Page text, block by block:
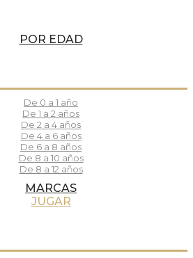
POR EDAD
De 0 a 1 año
De 1 a 2 años
De 2 a 4 años
De 4 a 6 años
De 6 a 8 años
De 8 a 10 años
De 8 a 12 años
MARCAS
JUGAR